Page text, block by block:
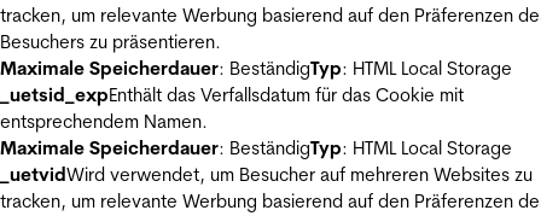
tracken, um relevante Werbung basierend auf den Präferenzen
Besuchers zu präsentieren.
Maximale Speicherdauer: BeständigTyp: HTML Local Storage
_uetsid_expEnthält das Verfallsdatum für das Cookie mit
entsprechendem Namen.
Maximale Speicherdauer: BeständigTyp: HTML Local Storage
_uetvidWird verwendet, um Besucher auf mehreren Websites zu
tracken, um relevante Werbung basierend auf den Präferenzen